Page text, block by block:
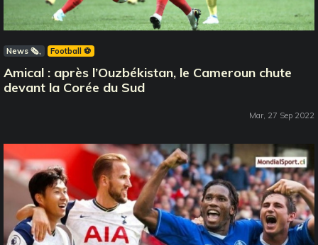
News 🗞️ Football ⚽️
Amical : après l’Ouzbékistan, le Cameroun chute
devant la Corée du Sud
Mar, 27 Sep 2022